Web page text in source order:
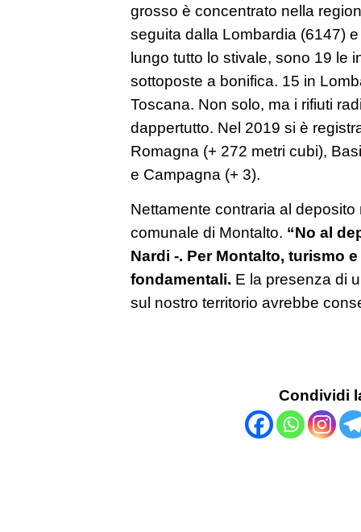
grosso è concentrato nella
seguita dalla Lombardia (6147)
lungo tutto lo stivale, sono 19 le
sottoposte a bonifica. 15 in
Toscana. Non solo, ma i rifiuti
dappertutto. Nel 2019 si è
Romagna (+ 272 metri cubi),
e Campagna (+ 3).
Nettamente contraria al
comunale di Montalto. “No al
Nardi -. Per Montalto, turismo
fondamentali. E la presenza di
sul nostro territorio avrebbe
Condividi